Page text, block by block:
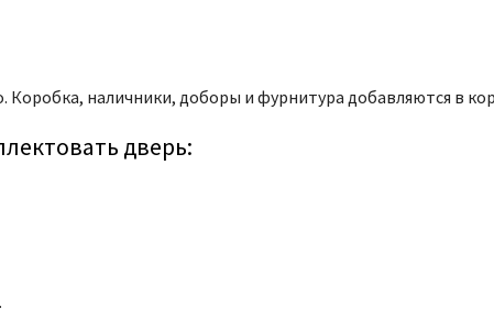
Коробка, наличники, доборы и фурнитура добавляются в
дверь: